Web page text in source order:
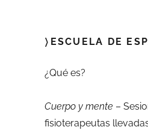
〉ESCUELA DE
¿Qué es?
Cuerpo y mente –
fisioterapeutas